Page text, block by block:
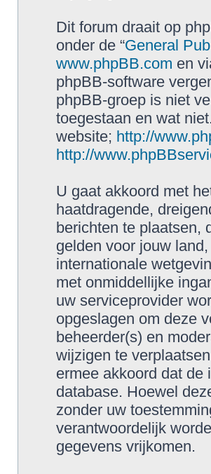
Dit forum draait op
onder de “General
www.phpBB.com en
phpBB-software
phpBB-groep is niet
toegestaan en wat
website; http://
http://
U gaat akkoord met
haatdragende,
berichten te plaatsen,
gelden voor jouw
internationale
met onmiddellijke
uw serviceprovider
opgeslagen om deze
beheerder(s) en
wijzigen te
ermee akkoord dat de
database. Hoewel
zonder uw
verantwoordelijk
gegevens vrijkomen.